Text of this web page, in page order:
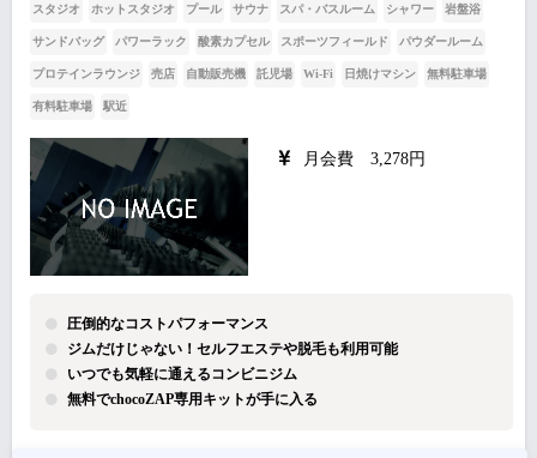
スタジオ ホットスタジオ プール サウナ スパ・バスルーム シャワー 岩盤浴
サンドバッグ パワーラック 酸素カプセル スポーツフィールド パウダールーム
プロテインラウンジ 売店 自動販売機 託児場 Wi-Fi 日焼けマシン 無料駐車場
有料駐車場 駅近
月会費 3,278円
圧倒的なコストパフォーマンス
ジムだけじゃない！セルフエステや脱毛も利用可能
いつでも気軽に通えるコンビニジム
無料でchocoZAP専用キットが手に入る